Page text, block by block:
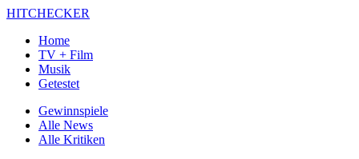
HITCHECKER
Home
TV + Film
Musik
Getestet
Gewinnspiele
Alle News
Alle Kritiken